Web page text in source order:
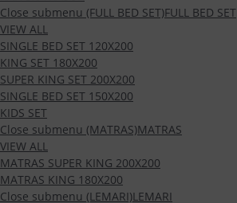
Close submenu (FULL BED SET)FULL BED SET
VIEW ALL
SINGLE BED SET 120X200
KING SET 180X200
SUPER KING SET 200X200
SINGLE BED SET 150X200
KIDS SET
Close submenu (MATRAS)MATRAS
VIEW ALL
MATRAS SUPER KING 200X200
MATRAS KING 180X200
Close submenu (LEMARI)LEMARI